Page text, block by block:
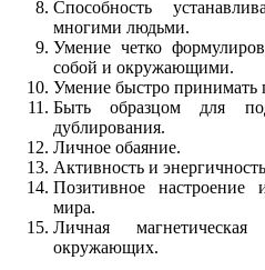
Способность
многими людьми.
Умение четко
собой и окружающими.
Умение быстро принимать
Быть образцом для
дублирования.
Личное обаяние.
Активность и
Позитивное настроение
мира.
Личная
окружающих.